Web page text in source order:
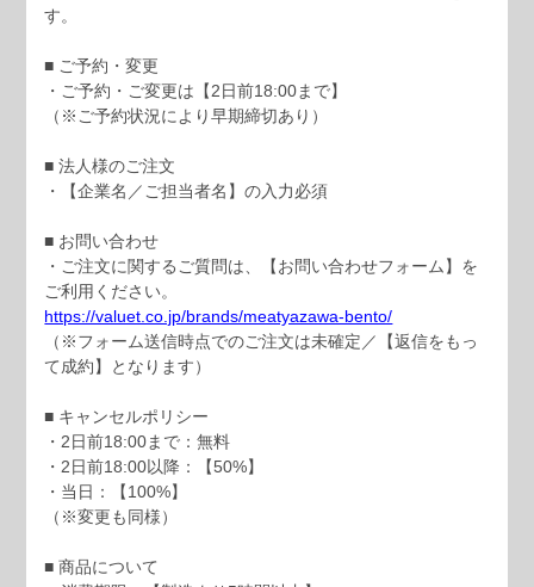
す。
■ ご予約・変更
・ご予約・ご変更は【2日前18:00まで】
（※ご予約状況により早期締切あり）
■ 法人様のご注文
・【企業名／ご担当者名】の入力必須
■ お問い合わせ
・ご注文に関するご質問は、【お問い合わせフォーム】を
ご利用ください。
https://valuet.co.jp/brands/meatyazawa-bento/
（※フォーム送信時点でのご注文は未確定／【返信をもっ
て成約】となります）
■ キャンセルポリシー
・2日前18:00まで：無料
・2日前18:00以降：【50%】
・当日：【100%】
（※変更も同様）
■ 商品について